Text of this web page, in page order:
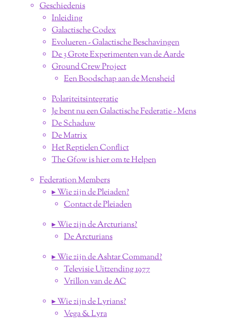
Geschiedenis
Inleiding
Galactische Codex
Evolueren - Galactische Beschavingen
De 3 Grote Experimenten van de Aarde
Ground Crew Project
Een Boodschap aan de Mensheid
Polariteitsintegratie
Je bent nu een Galactische Federatie - Mens
De Schaduw
De Matrix
Het Reptielen Conflict
The Gfow is hier om te Helpen
Federation Members
▸ Wie zijn de Pleiaden?
Contact de Pleiaden
▸ Wie zijn de Arcturians?
De Arcturians
▸ Wie zijn de Ashtar Command?
Televisie Uitzending 1977
Vrillon van de AC
▸ Wie zijn de Lyrians?
Vega & Lyra